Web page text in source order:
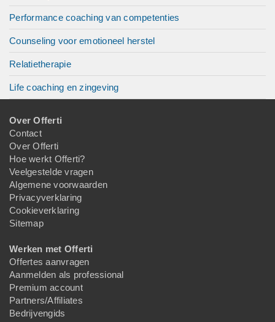
Performance coaching van competenties
Counseling voor emotioneel herstel
Relatietherapie
Life coaching en zingeving
Over Offerti
Contact
Over Offerti
Hoe werkt Offerti?
Veelgestelde vragen
Algemene voorwaarden
Privacyverklaring
Cookieverklaring
Sitemap
Werken met Offerti
Offertes aanvragen
Aanmelden als professional
Premium account
Partners/Affiliates
Bedrijvengids